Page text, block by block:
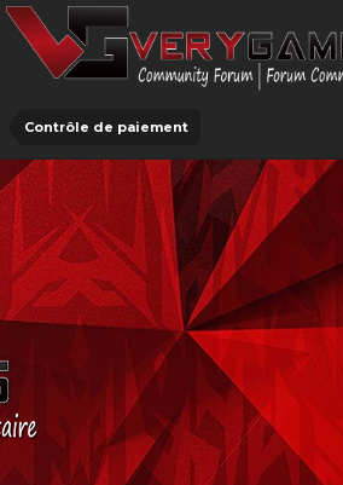
Contrôle de paiement